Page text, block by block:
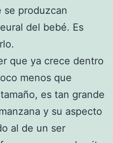
se produzcan
del bebé. Es
que ya crece dentro
menos que
es tan grande
y su aspecto
al de un ser